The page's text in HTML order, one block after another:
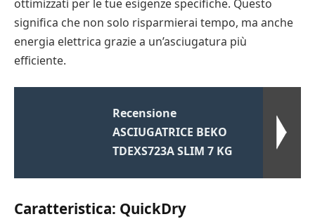
ottimizzati per le tue esigenze specifiche. Questo
significa che non solo risparmierai tempo, ma anche
energia elettrica grazie a un’asciugatura più
efficiente.
Recensione
ASCIUGATRICE BEKO
TDEXS723A SLIM 7 KG
Caratteristica: QuickDry